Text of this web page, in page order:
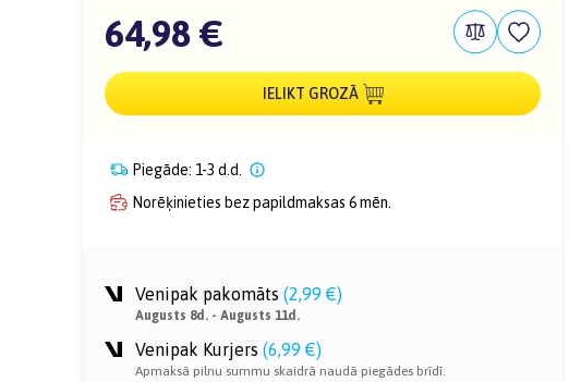
64,98 €
IELIKT GROZĀ
Piegāde: 1-3 d.d.
Norēķinieties bez papildmaksas 6 mēn.
Venipak pakomāts (2,99 €)
Augusts 8d. - Augusts 11d.
Venipak Kurjers (6,99 €)
Apmaksā pilnu summu skaidrā naudā piegādes brīdī.